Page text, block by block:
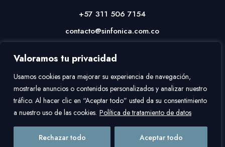
Valoramos tu privacidad
Usamos cookies para mejorar su experiencia de navegación,
mostrarle anuncios o contenidos personalizados y analizar nuestro
tráfico. Al hacer clic en “Aceptar todo” usted da su consentimiento
a nuestro uso de las cookies. Política de tratamiento de datos
Rechazar todo Aceptar todo
+57 311 506 7154
contacto@sinfonica.com.co
Copyright © 2026Asociación Nacional de Las Artes| Desarrollado por